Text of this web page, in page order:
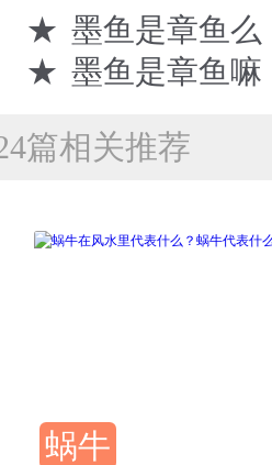
★ 墨鱼是章鱼么
★ 墨鱼是章鱼嘛
篇相关推荐
蜗牛